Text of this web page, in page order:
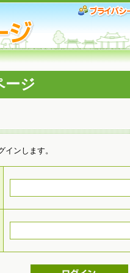
ージ
ンします。